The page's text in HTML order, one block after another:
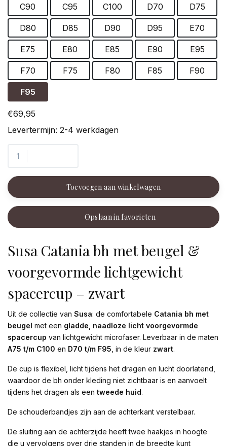
C90 C95 C100 D70 D75
D80 D85 D90 D95 E70
E75 E80 E85 E90 E95
F70 F75 F80 F85 F90
F95
€69,95
Levertermijn: 2-4 werkdagen
Toevoegen aan winkelwagen
Opslaan in favorieten
Susa Catania bh met beugel &
voorgevormde lichtgewicht
spacercup – zwart
Uit de collectie van Susa: de comfortabele Catania bh met
beugel met een gladde, naadloze licht voorgevormde
spacercup van lichtgewicht microfaser. Leverbaar in de maten
A75 t/m C100 en D70 t/m F95 , in de kleur zwart.
De cup is flexibel, licht tijdens het dragen en lucht doorlatend,
waardoor de bh onder kleding niet zichtbaar is en aanvoelt
tijdens het dragen als een tweede huid.
De schouderbandjes zijn aan de achterkant verstelbaar.
De sluiting aan de achterzijde heeft twee haakjes in hoogte
die u vervolgens over drie standen in de breedte kunt